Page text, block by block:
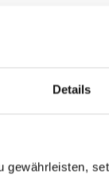
Details